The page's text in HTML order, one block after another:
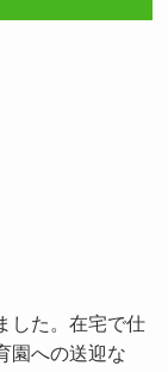
した。在宅で仕
園への送迎な